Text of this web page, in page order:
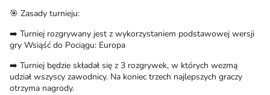
🎯 Zasady turnieju:
➡️ Turniej rozgrywany jest z wykorzystaniem podstawowej wersji
gry Wsiąść do Pociągu: Europa
➡️ Turniej będzie składał się z 3 rozgrywek, w których wezmą
udział wszyscy zawodnicy. Na koniec trzech najlepszych graczy
otrzyma nagrody.